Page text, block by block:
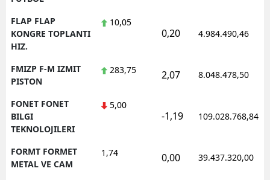
FLAP FLAP
KONGRE TOPLANTI
HIZ.
10,05
0,20 4.984.490,46
FMIZP F-M IZMIT
PISTON
283,75 2,07 8.048.478,50
FONET FONET
BILGI
TEKNOLOJILERI
5,00
-1,19 109.028.768,84
FORMT FORMET
METAL VE CAM
1,74 0,00 39.437.320,00